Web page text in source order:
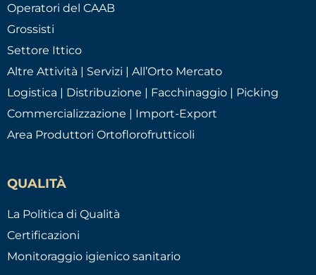
Operatori del CAAB
Grossisti
Settore Ittico
Altre Attività | Servizi | All’Orto Mercato
Logistica | Distribuzione | Facchinaggio | Picking
Commercializzazione | Import-Export
Area Produttori Ortoflorofrutticoli
QUALITÀ
La Politica di Qualità
Certificazioni
Monitoraggio igienico sanitario